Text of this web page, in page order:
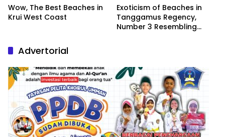
Wow, The Best Beaches in
Krui West Coast
Exoticism of Beaches in
Tanggamus Regency,
Number 3 Resembling
Advertorial